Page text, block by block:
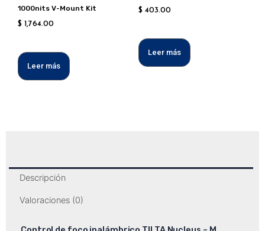
1000nits V-Mount Kit
$ 1,764.00
Leer más
$ 403.00
Leer más
Descripción
Valoraciones (0)